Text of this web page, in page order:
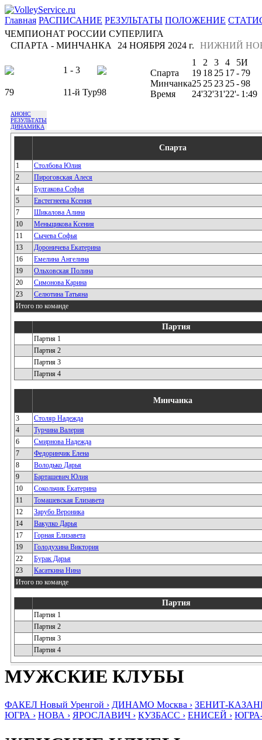
Главная РАСПИСАНИЕ РЕЗУЛЬТАТЫ ПОЛОЖЕНИЕ
ЧЕМПИОНАТ РОССИИ СУПЕРЛИГА
СПАРТА - МИНЧАНКА
НИЖНИЙ
24 НОЯБРЯ 2024 г.
1 - 3
79 11-й Тур98
1 2 3 4 5И
Спарта
19 18 25 17- 79
Минчанка25 25 23 25-98
Время
24'32'31'22'- 1:49
АНОНС
РЕЗУЛЬТАТЫ
ДИНАМИКА
Спарта
1
Столбова Юлия
2
Пироговская Алеся
4
Булгакова Софья
5
Евстегнеева Ксения
7
Шикалова Алина
10
Меньщикова Ксения
11
Сычева Софья
13
Дороничева Екатерина
16
Емелина Ангелина
19
Ольховская Полина
20
Симонова Карина
23
Селютина Татьяна
Итого по команде
Партия
Партия 1
Партия 2
Партия 3
Партия 4
Минчанка
3
Столяр Надежда
4
Турчина Валерия
6
Смирнова Надежда
7
Федоринчик Елена
8
Володько Дарья
9
Барташевич Юлия
10
Сокольчик Екатерина
11
Томашевская Елизавета
12
Зарубо Вероника
14
Вакулко Дарья
17
Горная Елизавета
19
Голодухина Виктория
22
Бурак Дарья
23
Касаткина Нина
Итого по команде
Партия
Партия 1
Партия 2
Партия 3
Партия 4
МУЖСКИЕ КЛУБЫ
ФАКЕЛ Новый Уренгой › ДИНАМО Москва › ЗЕНИТ-
ЮГРА › НОВА › ЯРОСЛАВИЧ › КУЗБАСС › ЕНИСЕЙ ›